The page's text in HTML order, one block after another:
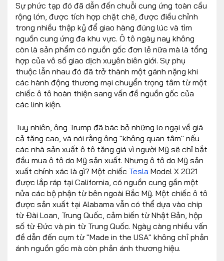
Sự phức tạp đó đã dẫn đến chuỗi cung ứng toàn cầu
rộng lớn, được tích hợp chặt chẽ, được điều chỉnh
trong nhiều thập kỷ để giao hàng đúng lúc và tìm
nguồn cung ứng đa khu vực. Ô tô ngày nay không
còn là sản phẩm có nguồn gốc đơn lẻ nữa mà là tổng
hợp của vô số giao dịch xuyên biên giới. Sự phụ
thuộc lẫn nhau đó đã trở thành một gánh nặng khi
các hành động thương mại chuyển trọng tâm từ một
chiếc ô tô hoàn thiện sang vấn đề nguồn gốc của
các linh kiện.
Tuy nhiên, ông Trump đã bác bỏ những lo ngại về giá
cả tăng cao, và nói rằng ông "không quan tâm" nếu
các nhà sản xuất ô tô tăng giá vì người Mỹ sẽ chỉ bắt
đầu mua ô tô do Mỹ sản xuất. Nhưng ô tô do Mỹ sản
xuất chính xác là gì? Một chiếc Tesla Model X 2021
được lắp ráp tại California, có nguồn cung gần một
nửa các bộ phận từ bên ngoài Bắc Mỹ. Một chiếc ô tô
được sản xuất tại Alabama vẫn có thể dựa vào chip
từ Đài Loan, Trung Quốc, cảm biến từ Nhật Bản, hộp
số từ Đức và pin từ Trung Quốc. Ngày càng nhiều vấn
đề dẫn đến cụm từ "Made in the USA" không chỉ phản
ánh nguồn gốc mà còn phản ánh thương hiệu.